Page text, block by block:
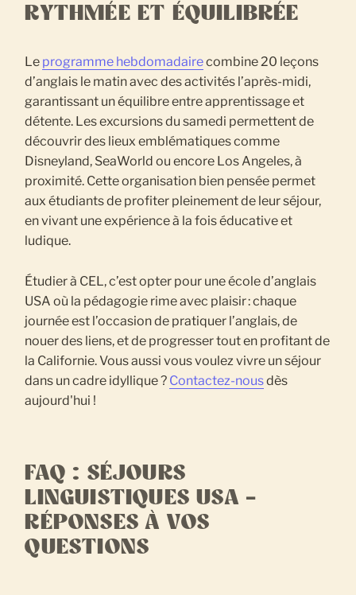
RYTHMÉE ET ÉQUILIBRÉE
Le programme hebdomadairecombine 20 leçons
d’anglais le matin avec des activités l’après-midi,
garantissant un équilibre entre apprentissage et
détente. Les excursions du samedi permettent de
découvrir des lieux emblématiques comme
Disneyland, SeaWorld ou encore Los Angeles, à
proximité. Cette organisation bien pensée permet
aux étudiants de profiter pleinement de leur séjour,
en vivant une expérience à la fois éducative et
ludique.
Étudier à CEL, c’est opter pour une école d’anglais
USA où la pédagogie rime avec plaisir : chaque
journée est l’occasion de pratiquer l’anglais, de
nouer des liens, et de progresser tout en profitant de
la Californie. Vous aussi vous voulez vivre un séjour
dans un cadre idyllique ? Contactez-nousdès
aujourd'hui !
FAQ : SÉJOURS
LINGUISTIQUES USA –
RÉPONSES À VOS
QUESTIONS